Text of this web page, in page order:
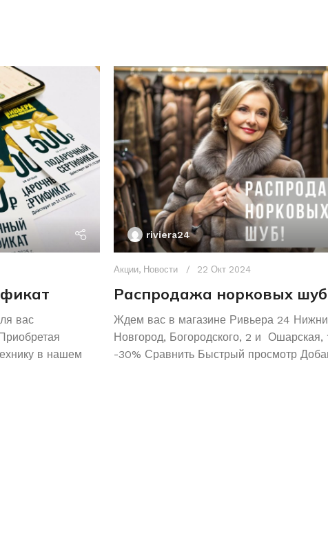
вас
в нашем
riviera24
Акции, Новости 22 Окт 2024
Распродажа норковых шуб
Ждем вас в магазине Ривьера 24
Новгород, Богородского, 2 и Ошарская,
-30% Сравнить Быстрый просмотр